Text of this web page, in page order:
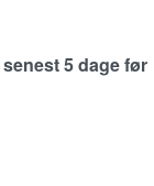
senest 5 dage før